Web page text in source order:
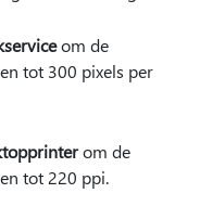
om de
tot 300 pixels per
om de
tot 220 ppi.